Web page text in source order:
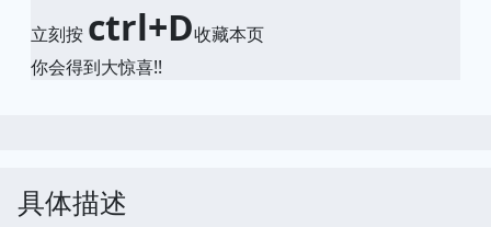
立刻按 ctrl+D收藏本页
你会得到大惊喜!!
具体描述